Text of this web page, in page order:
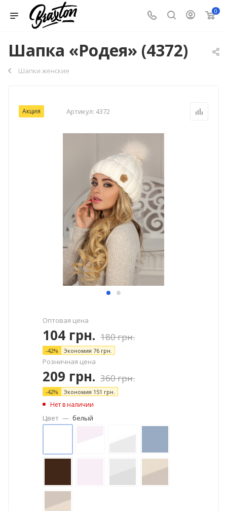
0
Шапка «Родея» (4372)
Шапки женские
Акция Артикул: 4372
Оптовая цена
104 грн. 180грн.
-42% Экономия 76 грн.
Розничная цена
209 грн. 360грн.
-42% Экономия 151 грн.
Нет в наличии
Цвет — белый